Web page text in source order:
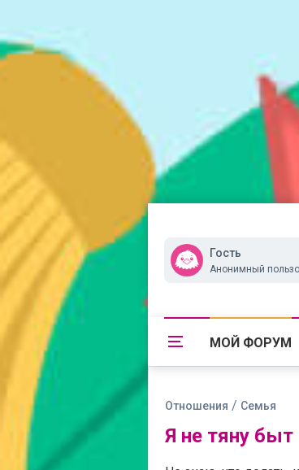
Гость
Анонимный
МОЙ ФОРУМ
Отношения / Семья
Я не тяну быт